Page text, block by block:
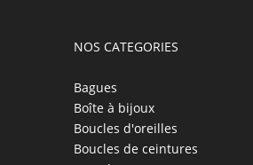
NOS CATEGORIES
Bagues
Boîte à bijoux
Boucles d'oreilles
Boucles de ceintures